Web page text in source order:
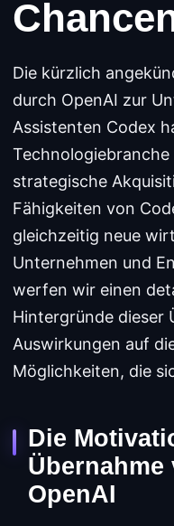
Die kürzlich
durch OpenAI zur
Assistenten Codex
strategische
Fähigkeiten von
gleichzeitig neue
Unternehmen und
werfen wir einen
Hintergründe dieser
Auswirkungen auf
Möglichkeiten, die
Die
Übernahme
OpenAI